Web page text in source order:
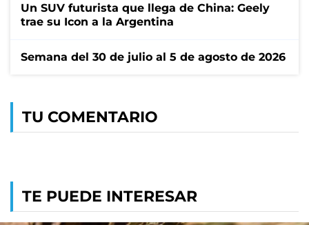
Un SUV futurista que llega de China: Geely
trae su Icon a la Argentina
Semana del 30 de julio al 5 de agosto de 2026
TU COMENTARIO
TE PUEDE INTERESAR